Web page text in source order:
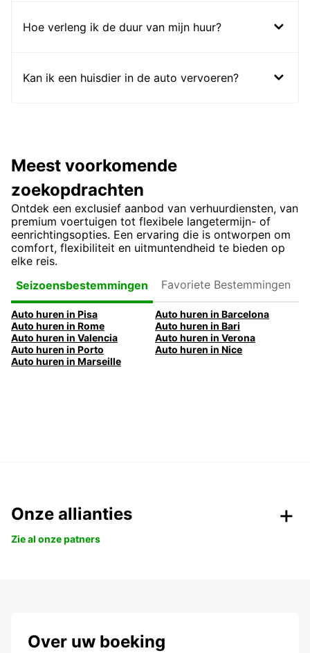
Hoe verleng ik de duur van mijn huur?
Kan ik een huisdier in de auto vervoeren?
Meest voorkomende
zoekopdrachten
Ontdek een exclusief aanbod van verhuurdiensten, van
premium voertuigen tot flexibele langetermijn- of
eenrichtingsopties. Een ervaring die is ontworpen om
comfort, flexibiliteit en uitmuntendheid te bieden op
elke reis.
Seizoensbestemmingen
Bestemmingen
Auto huren in Pisa
Auto huren in Barcelona
Auto huren in Rome
Auto huren in Bari
Auto huren in Valencia
Auto huren in Verona
Auto huren in Porto
Auto huren in Nice
Auto huren in Marseille
Onze allianties
Zie al onze patners
Over uw boeking